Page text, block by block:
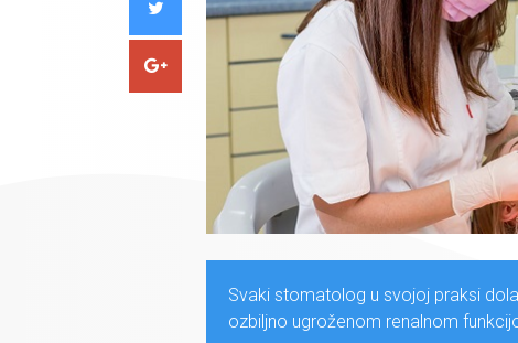
Svaki stomatolog u svojoj praksi
ozbiljno ugroženom renalnom